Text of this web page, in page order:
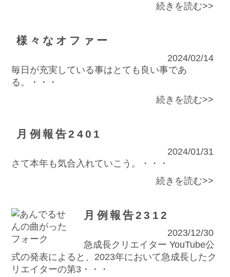
続きを読む>>
様々なオファー
2024/02/14
毎日が充実している事はとても良い事であ
る。・・・
続きを読む>>
月例報告2401
2024/01/31
さて本年も気合入れていこう。・・・
続きを読む>>
月例報告2312
2023/12/30
急成長クリエイター YouTube公
式の発表によると、2023年において急成長したク
リエイターの第3・・・